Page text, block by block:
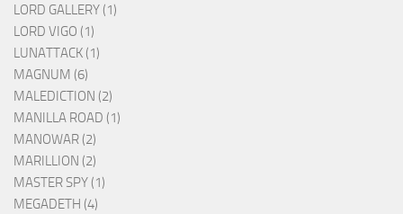
LORD GALLERY (1)
LORD VIGO (1)
LUNATTACK (1)
MAGNUM (6)
MALEDICTION (2)
MANILLA ROAD (1)
MANOWAR (2)
MARILLION (2)
MASTER SPY (1)
MEGADETH (4)